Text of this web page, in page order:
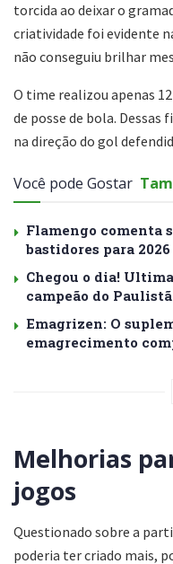
torcida ao deixar o
criatividade foi evidente
não conseguiu brilhar
O time realizou apenas
de posse de bola.
na direção do gol
Você pode Gostar
Flamengo comenta
bastidores para 2026
Chegou o dia!
campeão do
Emagrizen: O
emagrecimento
Melhorias
jogos
Questionado sobre a
poderia ter criado mais,